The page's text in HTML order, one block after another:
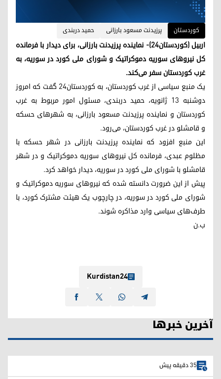
کوردستان پرزیدنت مسعود بارزانی حمید دربندی
اربیل (کوردستان٢٤)- نماینده پرزیدنت بارزانی، برای دیدار با فرمانده
کل نیروهای سوریه دموکراتیک و شورای ملی کورد در سوریه، به
غرب کوردستان سفر می‌کند.
یک منبع سیاسی از غرب کوردستان، به کوردستان۲۴ گفت که امروز
دوشنبه ۱۳ ژانویه، حمید دربندی، مسئول امور مربوط به غرب
کوردستان و نماینده پرزیدنت مسعود بارزانی، به شهرهای حسکه
و قامشلو در غرب کوردستان، می‌رود.
این منبع افزود که نماینده پرزیدنت بارزانی در شهر حسکه با
مظلوم عبدی، فرمانده کل نیروهای سوریه دموکراتیک و در شهر
قامشلو با شورای ملی کورد در سوریه، دیدار خواهد کرد.
پیش از این ضرورت دانسته شده که نیروهای سوریه دموکراتیک و
شورای ملی کورد در سوریه، در چارچوب یک هیئت مشترک کورد، با
طرف‌های سیاسی وارد مذاکره شوند.
ب.ن
Kurdistan24
آخرین خبرها
35 دقیقه پیش